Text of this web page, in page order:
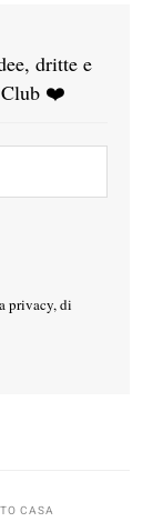
dritte e
Club ❤️
privacy, di
CASA